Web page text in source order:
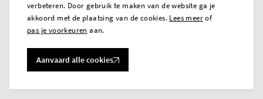
verbeteren. Door gebruik te maken van de website ga je
akkoord met de plaatsing van de cookies. Lees meerof
pas je voorkeuren aan.
Aanvaard alle cookies